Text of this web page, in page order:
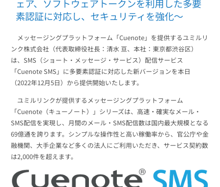
kintone（キントーン）メール配信
SMS配信サービス
認証サービス
Webプッシュ通知サービス
アンケートシステム・フォーム
コストを抑える
遅延なく確実・高速に送る
組織的に管理
効果改善・顧客育成
システム連携・効率化
セキュリティ対策
セミナー
ブログ・各種資料
ブログ・各種資料 トップ
マーケティングブログ
資料ダウンロード
メール配信用語集
資料請求・お問い合わせ
無料トライアル
東京03-6820-0515 大阪06-6131-9960
（平日 10:00〜18:00）
ェア、ソフトウェアトークンを利用した多要
素認証に対応し、セキュリティを強化～
メッセージングプラットフォーム「Cuenote」を提供するユミルリ
ンク株式会社（代表取締役社長：清水 亘、本社：東京都渋谷区）
は、SMS（ショート・メッセージ・サービス）配信サービス
「Cuenote SMS」に多要素認証に対応した新バージョンを本日
（2022年12月5日）から提供開始いたします。
ユミルリンクが提供するメッセージングプラットフォーム
「Cuenote（キューノート）」シリーズは、高速・確実なメール・
SMS配信を実現し、月間のメール・SMS配信数は国内最大規模となる
69億通を誇ります。シンプルな操作性と高い稼働率から、官公庁や金
融機関、大手企業など多くの法人にご利用いただき、サービス契約数
は2,000件を超えます。